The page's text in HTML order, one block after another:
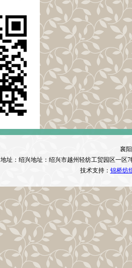
襄
地址：绍兴地址：绍兴市越州轻纺工贸园区一区
技术支持： 锦桥纺